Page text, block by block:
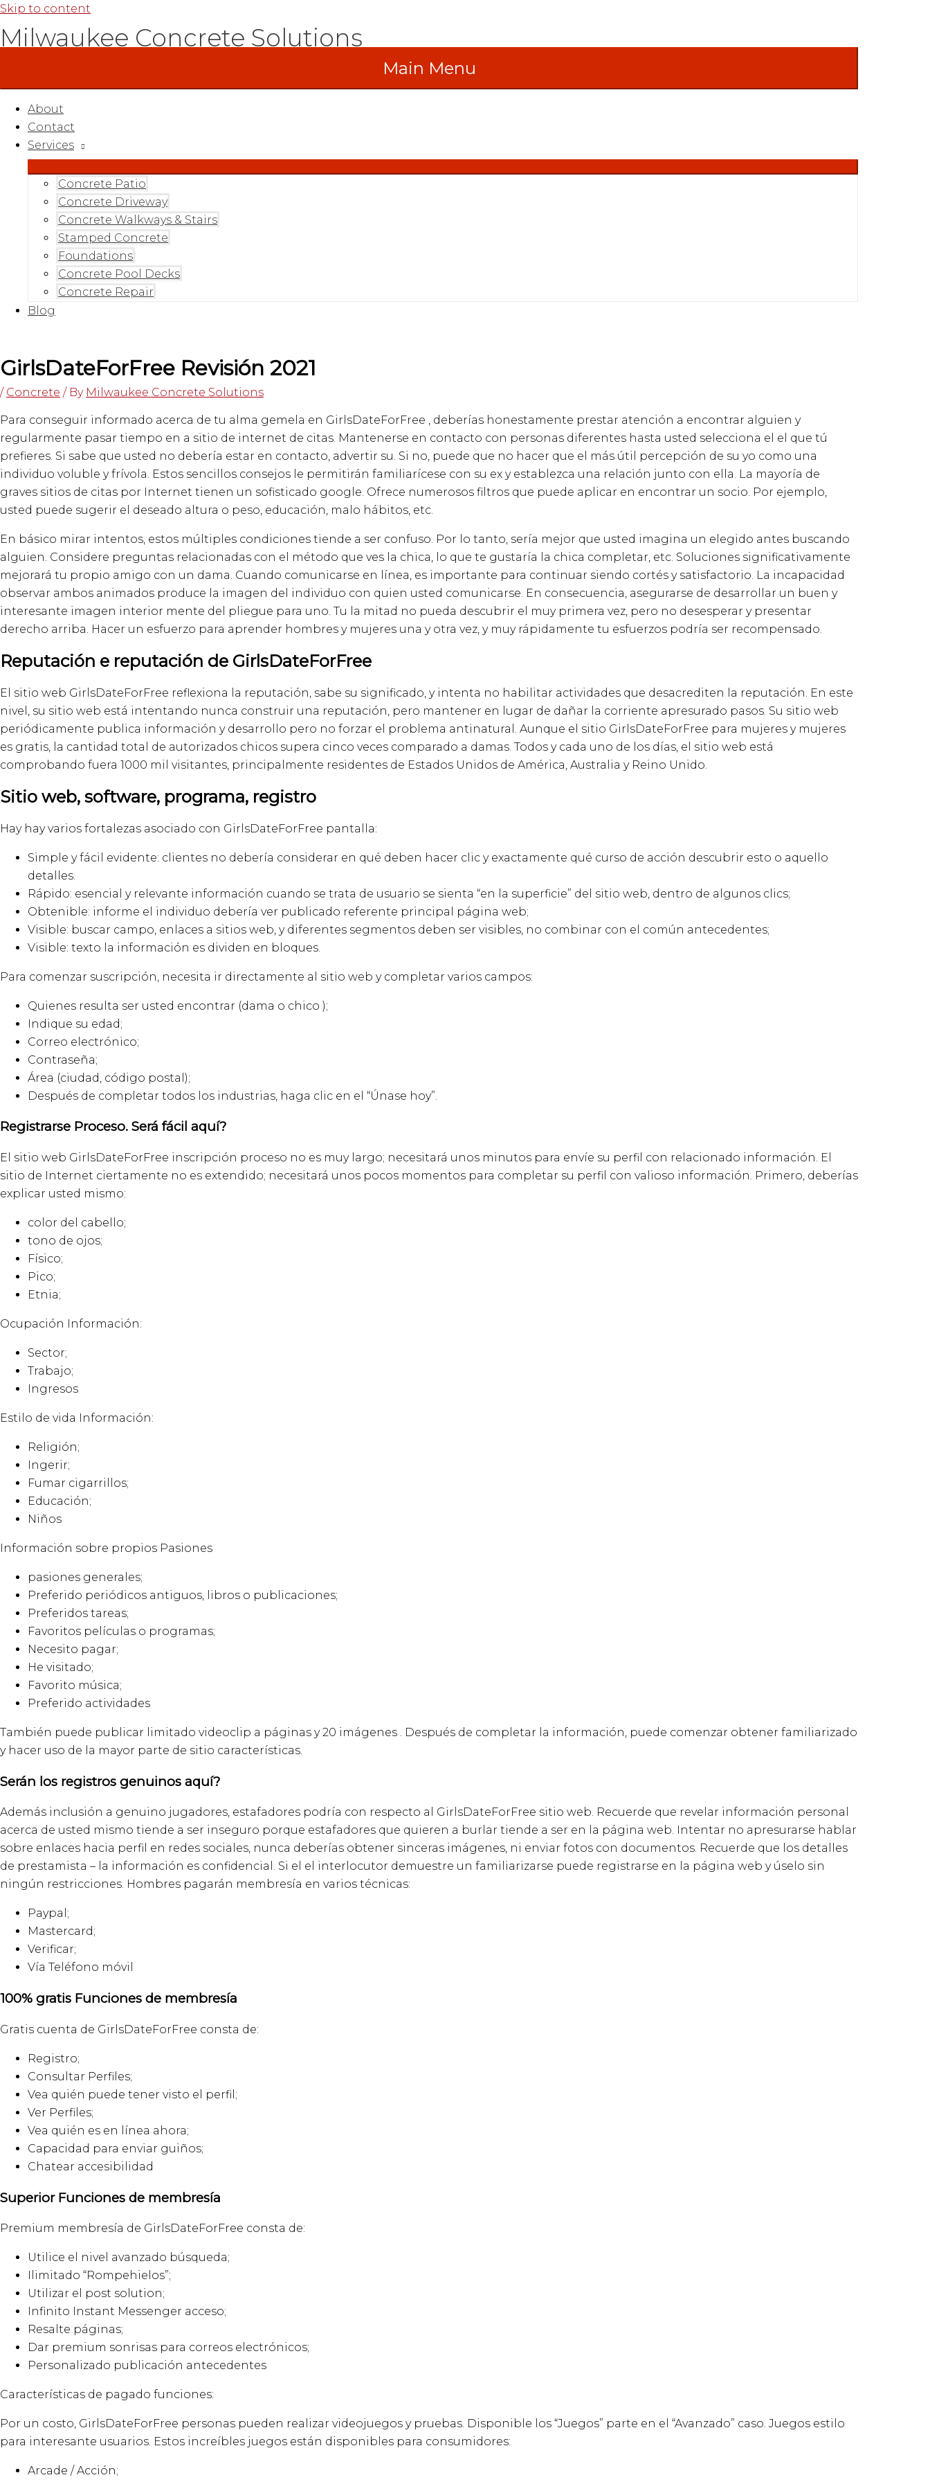
Skip to content
Milwaukee Concrete Solutions
Main Menu
About
Contact
Services
Concrete Patio
Concrete Driveway
Concrete Walkways & Stairs
Stamped Concrete
Foundations
Concrete Pool Decks
Concrete Repair
Blog
GirlsDateForFree Revisión 2021
/ Concrete / By Milwaukee Concrete Solutions
Para conseguir informado acerca de tu alma gemela en GirlsDateForFree , deberías honestamente prestar atención a encontrar alguien y
regularmente pasar tiempo en a sitio de internet de citas. Mantenerse en contacto con personas diferentes hasta usted selecciona el el que tú
prefieres. Si sabe que usted no debería estar en contacto, advertir su. Si no, puede que no hacer que el más útil percepción de su yo como una
individuo voluble y frívola. Estos sencillos consejos le permitirán familiarícese con su ex y establezca una relación junto con ella. La mayoría de
graves sitios de citas por Internet tienen un sofisticado google. Ofrece numerosos filtros que puede aplicar en encontrar un socio. Por ejemplo,
usted puede sugerir el deseado altura o peso, educación, malo hábitos, etc.
En básico mirar intentos, estos múltiples condiciones tiende a ser confuso. Por lo tanto, sería mejor que usted imagina un elegido antes buscando
alguien. Considere preguntas relacionadas con el método que ves la chica, lo que te gustaría la chica completar, etc. Soluciones significativamente
mejorará tu propio amigo con un dama. Cuando comunicarse en línea, es importante para continuar siendo cortés y satisfactorio. La incapacidad
observar ambos animados produce la imagen del individuo con quien usted comunicarse. En consecuencia, asegurarse de desarrollar un buen y
interesante imagen interior mente del pliegue para uno. Tu la mitad no pueda descubrir el muy primera vez, pero no desesperar y presentar
derecho arriba. Hacer un esfuerzo para aprender hombres y mujeres una y otra vez, y muy rápidamente tu esfuerzos podría ser recompensado.
Reputación e reputación de GirlsDateForFree
El sitio web GirlsDateForFree reflexiona la reputación, sabe su significado, y intenta no habilitar actividades que desacrediten la reputación. En este
nivel, su sitio web está intentando nunca construir una reputación, pero mantener en lugar de dañar la corriente apresurado pasos. Su sitio web
periódicamente publica información y desarrollo pero no forzar el problema antinatural. Aunque el sitio GirlsDateForFree para mujeres y mujeres
es gratis, la cantidad total de autorizados chicos supera cinco veces comparado a damas. Todos y cada uno de los días, el sitio web está
comprobando fuera 1000 mil visitantes, principalmente residentes de Estados Unidos de América, Australia y Reino Unido.
Sitio web, software, programa, registro
Hay hay varios fortalezas asociado con GirlsDateForFree pantalla:
Simple y fácil evidente: clientes no debería considerar en qué deben hacer clic y exactamente qué curso de acción descubrir esto o aquello
detalles.
Rápido: esencial y relevante información cuando se trata de usuario se sienta “en la superficie” del sitio web, dentro de algunos clics;
Obtenible: informe el individuo debería ver publicado referente principal página web;
Visible: buscar campo, enlaces a sitios web, y diferentes segmentos deben ser visibles, no combinar con el común antecedentes;
Visible: texto la información es dividen en bloques.
Para comenzar suscripción, necesita ir directamente al sitio web y completar varios campos:
Quienes resulta ser usted encontrar (dama o chico );
Indique su edad;
Correo electrónico;
Contraseña;
Área (ciudad, código postal);
Después de completar todos los industrias, haga clic en el “Únase hoy”.
Registrarse Proceso. Será fácil aquí?
El sitio web GirlsDateForFree inscripción proceso no es muy largo; necesitará unos minutos para envíe su perfil con relacionado información. El
sitio de Internet ciertamente no es extendido; necesitará unos pocos momentos para completar su perfil con valioso información. Primero, deberías
explicar usted mismo:
color del cabello;
tono de ojos;
Físico;
Pico;
Etnia;
Ocupación Información:
Sector;
Trabajo;
Ingresos
Estilo de vida ​​Información:
Religión;
Ingerir;
Fumar cigarrillos;
Educación;
Niños
Información sobre propios Pasiones
pasiones generales;
Preferido periódicos antiguos, libros o publicaciones;
Preferidos tareas;
Favoritos películas o programas;
Necesito pagar;
He visitado;
Favorito música;
Preferido actividades
También puede publicar limitado videoclip a páginas y 20 imágenes . Después de completar la información, puede comenzar obtener familiarizado
y hacer uso de la mayor parte de sitio características.
Serán los registros genuinos aquí?
Además inclusión a genuino jugadores, estafadores podría con respecto al GirlsDateForFree sitio web. Recuerde que revelar información personal
acerca de usted mismo tiende a ser inseguro porque estafadores que quieren a burlar tiende a ser en la página web. Intentar no apresurarse hablar
sobre enlaces hacia perfil en redes sociales, nunca deberías obtener sinceras imágenes, ni enviar fotos con documentos. Recuerde que los detalles
de prestamista – la información es confidencial. Si el el interlocutor demuestre un familiarizarse puede registrarse en la página web y úselo sin
ningún restricciones. Hombres pagarán membresía en varios técnicas:
Paypal;
Mastercard;
Verificar;
Vía Teléfono móvil
100% gratis Funciones de membresía
Gratis cuenta de GirlsDateForFree consta de:
Registro;
Consultar Perfiles;
Vea quién puede tener visto el perfil;
Ver Perfiles;
Vea quién es en línea ahora;
Capacidad para enviar guiños;
Chatear accesibilidad
Superior Funciones de membresía
Premium membresía de GirlsDateForFree consta de:
Utilice el nivel avanzado búsqueda;
Ilimitado “Rompehielos”;
Utilizar el post solution;
Infinito Instant Messenger acceso;
Resalte páginas;
Dar premium sonrisas para correos electrónicos;
Personalizado publicación antecedentes
Características de pagado funciones:
Por un costo, GirlsDateForFree personas pueden realizar videojuegos y pruebas. Disponible los “Juegos” parte en el “Avanzado” caso. Juegos estilo
para interesante usuarios. Estos increíbles juegos están disponibles para consumidores:
Arcade / Acción;